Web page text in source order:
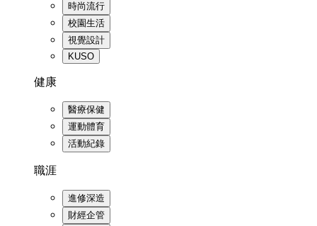
時尚流行
校園生活
視覺設計
KUSO
健康
醫療保健
運動體育
活動紀錄
職涯
進修深造
財經企管